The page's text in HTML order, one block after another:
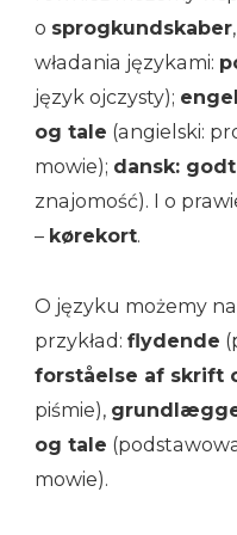
o sprogkundskaber
władania językami:
język ojczysty);
og tale (angielski:
mowie); dansk:
znajomość). I o
– kørekort.
O języku możemy
przykład: flydende
forståelse af skrift
piśmie),
og tale
mowie).